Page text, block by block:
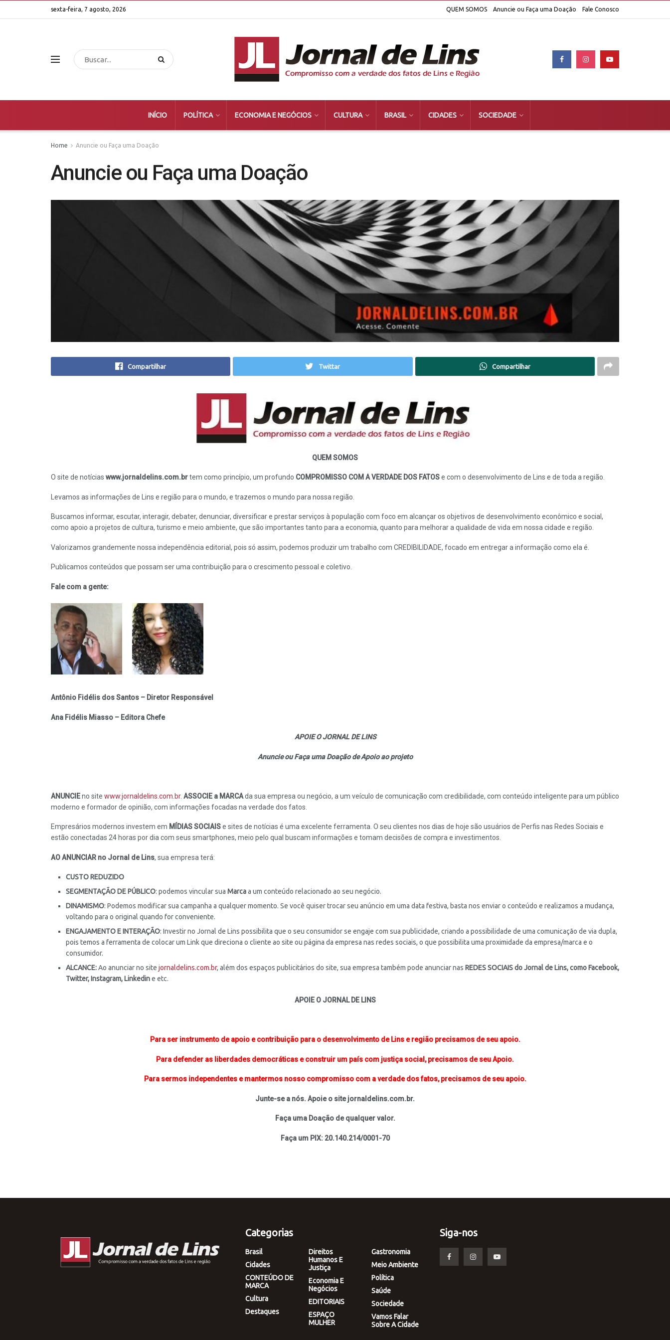
sexta-feira, 7 agosto, 2026 QUEM SOMOS Anuncie ou Faça uma Doação Fale Conosco
INÍCIO POLÍTICA ECONOMIA E NEGÓCIOS CULTURA BRASIL CIDADES SOCIEDADE
Home Anuncie ou Faça uma Doação
Anuncie ou Faça uma Doação
Compartilhar Twittar Compartilhar
QUEM SOMOS
O site de notícias www.jornaldelins.com.brtem como princípio, um profundo COMPROMISSO COM A VERDADE DOS FATOSe com o desenvolvimento de Lins e de toda a região.
Levamos as informações de Lins e região para o mundo, e trazemos o mundo para nossa região.
Buscamos informar, escutar, interagir, debater, denunciar, diversificar e prestar serviços à população com foco em alcançar os objetivos de desenvolvimento econômico e social,
como apoio a projetos de cultura, turismo e meio ambiente, que são importantes tanto para a economia, quanto para melhorar a qualidade de vida em nossa cidade e região.
Valorizamos grandemente nossa independência editorial, pois só assim, podemos produzir um trabalho com CREDIBILIDADE, focado em entregar a informação como ela é.
Publicamos conteúdos que possam ser uma contribuição para o crescimento pessoal e coletivo.
Fale com a gente:
Antônio Fidélis dos Santos – Diretor Responsável
Ana Fidélis Miasso – Editora Chefe
APOIE O JORNAL DE LINS
Anuncie ou Faça uma Doação de Apoio ao projeto
ANUNCIEno site www.jornaldelins.com.br. ASSOCIE a MARCAda sua empresa ou negócio, a um veículo de comunicação com credibilidade, com conteúdo inteligente para um público
moderno e formador de opinião, com informações focadas na verdade dos fatos.
Empresários modernos investem em MÍDIAS SOCIAISe sites de notícias é uma excelente ferramenta. O seu clientes nos dias de hoje são usuários de Perfis nas Redes Sociais e
estão conectadas 24 horas por dia com seus smartphones, meio pelo qual buscam informações e tomam decisões de compra e investimentos.
AO ANUNCIAR no Jornal de Lins, sua empresa terá:
CUSTO REDUZIDO
SEGMENTAÇÃO DE PÚBLICO: podemos vincular sua Marcaa um conteúdo relacionado ao seu negócio.
DINAMISMO: Podemos modificar sua campanha a qualquer momento. Se você quiser trocar seu anúncio em uma data festiva, basta nos enviar o conteúdo e realizamos a mudança,
voltando para o original quando for conveniente.
ENGAJAMENTO E INTERAÇÃO: Investir no Jornal de Lins possibilita que o seu consumidor se engaje com sua publicidade, criando a possibilidade de uma comunicação de via dupla,
pois temos a ferramenta de colocar um Link que direciona o cliente ao site ou página da empresa nas redes sociais, o que possibilita uma proximidade da empresa/marca e o
consumidor.
ALCANCE:Ao anunciar no site jornaldelins.com.br, além dos espaços publicitários do site, sua empresa também pode anunciar nas REDES SOCIAIS do Jornal de Lins, como Facebook,
Twitter, Instagram, Linkedine etc.
APOIE O JORNAL DE LINS
Para ser instrumento de apoio e contribuição para o desenvolvimento de Lins e região precisamos de seu apoio.
Para defender as liberdades democráticas e construir um país com justiça social, precisamos de seu Apoio.
Para sermos independentes e mantermos nosso compromisso com a verdade dos fatos, precisamos de seu apoio.
Junte-se a nós. Apoie o site jornaldelins.com.br.
Faça uma Doação de qualquer valor.
Faça um PIX: 20.140.214/0001-70
Categorias
Brasil
Cidades
CONTEÚDO DE
MARCA
Cultura
Destaques
Direitos
Humanos E
Justiça
Economia E
Negócios
EDITORIAIS
ESPAÇO
MULHER
Gastronomia
Meio Ambiente
Política
Saúde
Sociedade
Vamos Falar
Sobre A Cidade
Siga-nos